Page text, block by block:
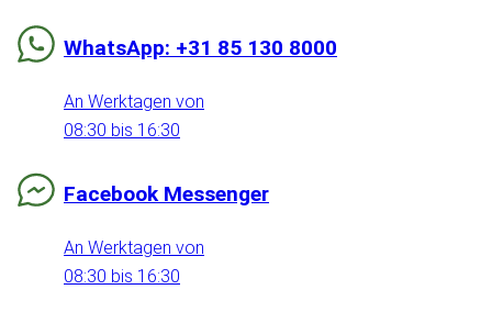
WhatsApp: +31 85 130 8000
An Werktagen von
08:30 bis 16:30
Facebook Messenger
An Werktagen von
08:30 bis 16:30